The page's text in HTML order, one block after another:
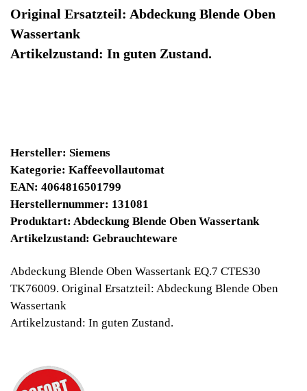
Sofort lieferbar
Noch 1 Stück verfügbar / InStock
Winpoints JACKPOT liegt bei:376,63 Euro
Jetzt kaufen
Ab 10€ Warenwert ist die Lieferung